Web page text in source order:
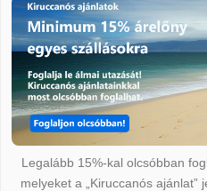
Legalább 15%-kal olcsóbban
melyeket a „Kiruccanós